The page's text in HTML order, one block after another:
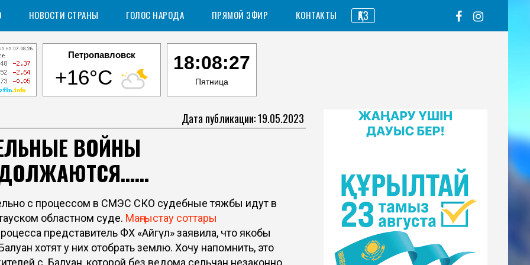
НОВОСТИ СТРАНЫ ГОЛОС НАРОДА ПРЯМОЙ ЭФИР КОНТАКТЫ ҚАЗ
Петропавловск
+16°C
18:08:28
Пятница
Дата публикации: 19.05.2023
ВОЙНЫ
с процессом в СМЭС СКО судебные тяжбы идут в
областном суде. Маңғыстау соттары
представитель ФХ «Айгүл» заявила, что якобы
хотят у них отобрать землю. Хочу напомнить, это